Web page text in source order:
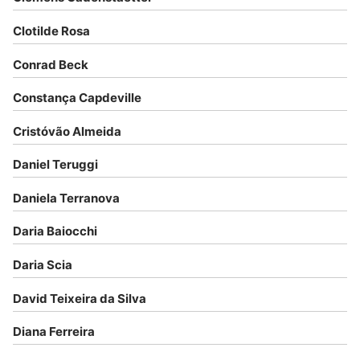
Clotilde Rosa
Conrad Beck
Constança Capdeville
Cristóvão Almeida
Daniel Teruggi
Daniela Terranova
Daria Baiocchi
Daria Scia
David Teixeira da Silva
Diana Ferreira